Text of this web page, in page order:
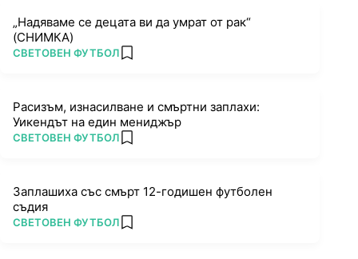
„Надяваме се децата ви да умрат от рак“
(СНИМКА)
ПОВЕЧЕ ОТ
СВЕТОВЕН ФУТБОЛ add favorites
Расизъм, изнасилване и смъртни заплахи:
Уикендът на един мениджър
ПОВЕЧЕ ОТ
СВЕТОВЕН ФУТБОЛ add favorites
Заплашиха със смърт 12-годишен футболен
съдия
ПОВЕЧЕ ОТ
СВЕТОВЕН ФУТБОЛ add favorites